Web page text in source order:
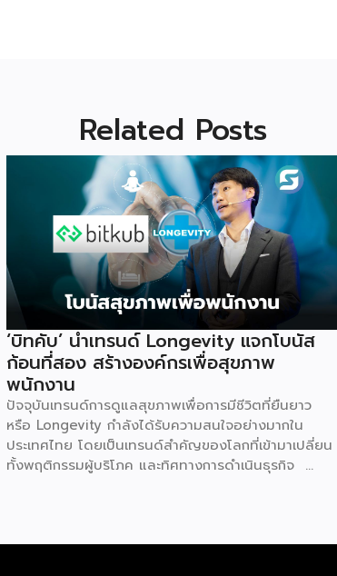
Related Posts
‘บิทคับ’ นำเทรนด์ Longevity แจกโบนัส
ก้อนที่สอง สร้างองค์กรเพื่อสุขภาพ
พนักงาน
ปัจจุบันเทรนด์การดูแลสุขภาพเพื่อการมีชีวิตที่ยืนยาว
หรือ Longevity กำลังได้รับความสนใจอย่างมากใน
ประเทศไทย โดยเป็นเทรนด์สำคัญของโลกที่เข้ามาเปลี่ยน
ทั้งพฤติกรรมผู้บริโภค และทิศทางการดำเนินธุรกิจ
ธุรกิจสู่คอมมูนิตี้สุขภาพ “StayGold” ได้ประกาศนโยบาย